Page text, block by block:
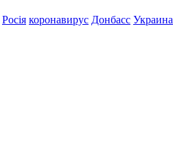
Росія коронавирус Донбасс Украина